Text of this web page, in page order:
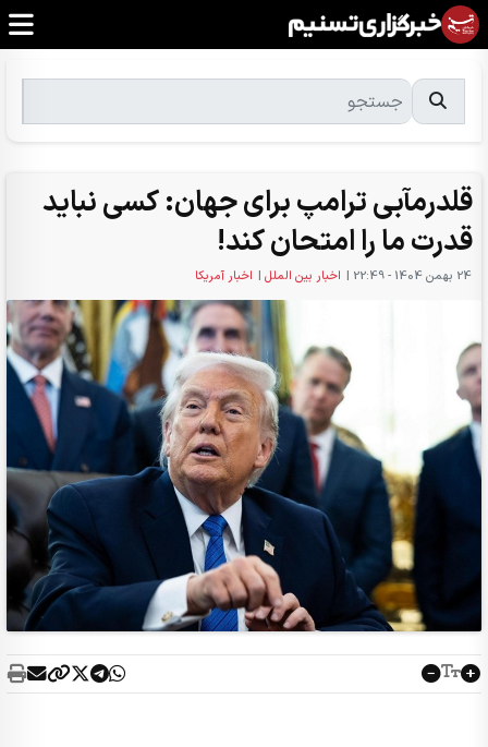
قلدرمآبی ترامپ برای جهان: کسی نباید
قدرت ما را امتحان کند!
24 بهمن 1404 - 22:49 | اخبار بین الملل | اخبار آمریکا